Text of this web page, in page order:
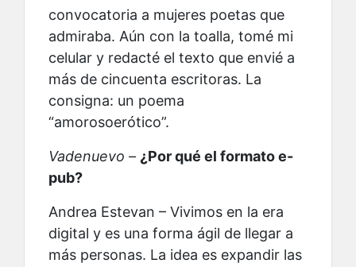
convocatoria a mujeres poetas que
admiraba. Aún con la toalla, tomé mi
celular y redacté el texto que envié a
más de cincuenta escritoras. La
consigna: un poema
“amorosoerótico”.
Vadenuevo – ¿Por qué el formato e-
pub?
Andrea Estevan – Vivimos en la era
digital y es una forma ágil de llegar a
más personas. La idea es expandir las